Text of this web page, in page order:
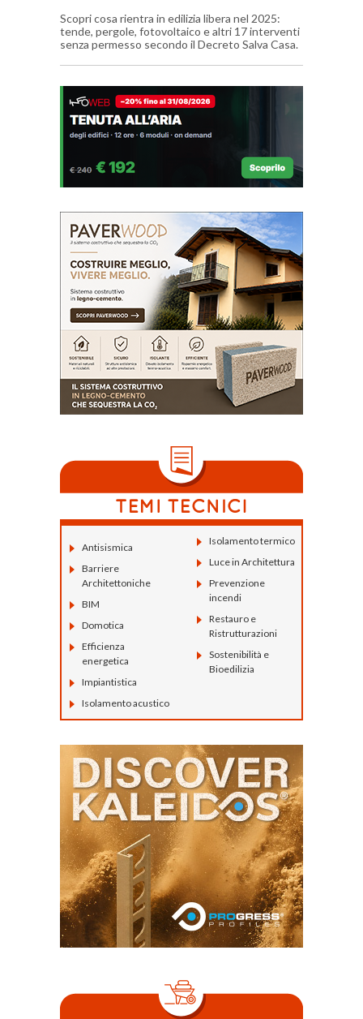
Scopri cosa rientra in edilizia libera nel 2025:
tende, pergole, fotovoltaico e altri 17 interventi
senza permesso secondo il Decreto Salva Casa.
Antisismica
Barriere
Architettoniche
BIM
Domotica
Efficienza
energetica
Impiantistica
Isolamento acustico
Isolamento termico
Luce in Architettura
Prevenzione
incendi
Restauro e
Ristrutturazioni
Sostenibilità e
Bioedilizia